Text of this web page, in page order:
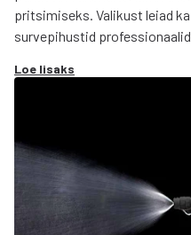
pritsimiseks. Valikust leiad
survepihustid
Loe lisaks